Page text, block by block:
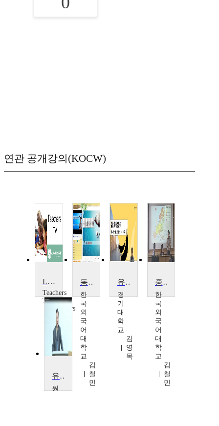
연관 공개강의(KOCW)
Learning from Europe (Gunhilla Dahlberg)
Teachers
TV
Teachers
TV
동유럽.발칸문화의 이해
한
국
외
국
어
대
학
교
김
철
민
유럽과독일문화
경
기
대
학
교
김
영
목
중동부유럽국가와 유럽연합
한
국
외
국
어
대
학
교
김
철
민
유럽의 시민혁명사
원